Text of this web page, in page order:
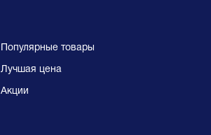
Популярные товары
Лучшая цена
Акции